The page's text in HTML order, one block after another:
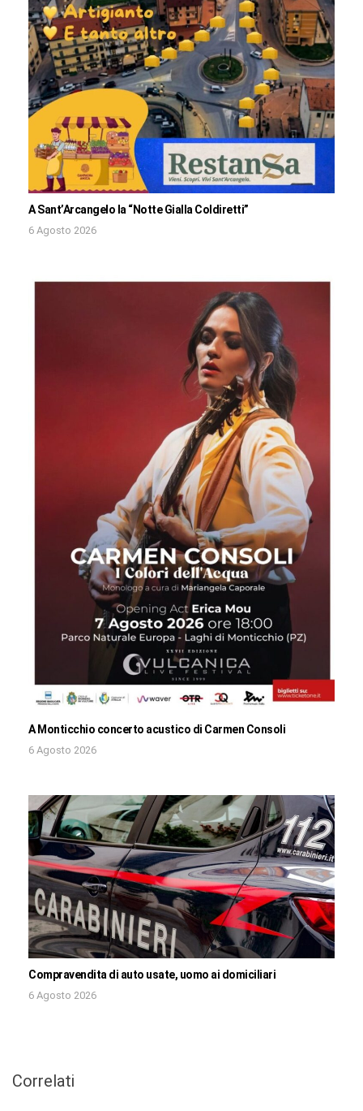
A Sant’Arcangelo la “Notte Gialla Coldiretti”
6 Agosto 2026
A Monticchio concerto acustico di Carmen Consoli
6 Agosto 2026
Compravendita di auto usate, uomo ai domiciliari
6 Agosto 2026
Correlati